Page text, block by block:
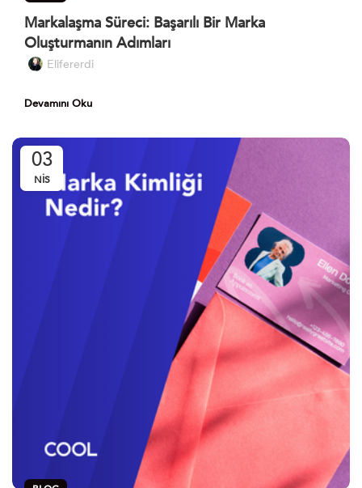
Markalaşma Süreci: Başarılı Bir Marka
Oluşturmanın Adımları
Elifererdi
Devamını Oku
03
NIS